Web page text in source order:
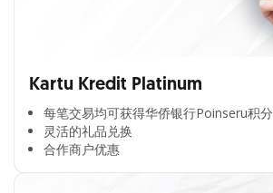
Kartu Kredit Platinum
每笔交易均可获得华侨银行Poinseru积分​
灵活的礼品兑换​
合作商户优惠​